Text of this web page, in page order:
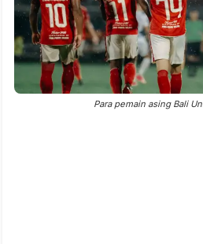
Para pemain asing Bali